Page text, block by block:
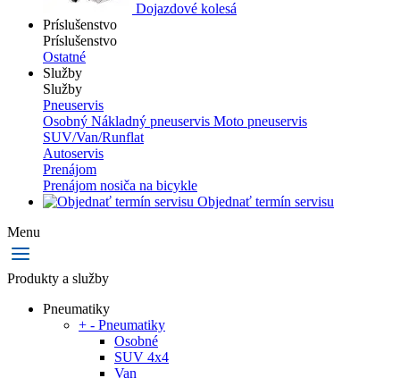
Dojazdové kolesá
Príslušenstvo
Príslušenstvo
Ostatné
Služby
Služby
Pneuservis
Osobný Nákladný pneuservis Moto pneuservis
SUV/Van/Runflat
Autoservis
Prenájom
Prenájom nosiča na bicykle
Objednať termín servisu
Menu
Produkty a služby
Pneumatiky
+ - Pneumatiky
Osobné
SUV 4x4
Van